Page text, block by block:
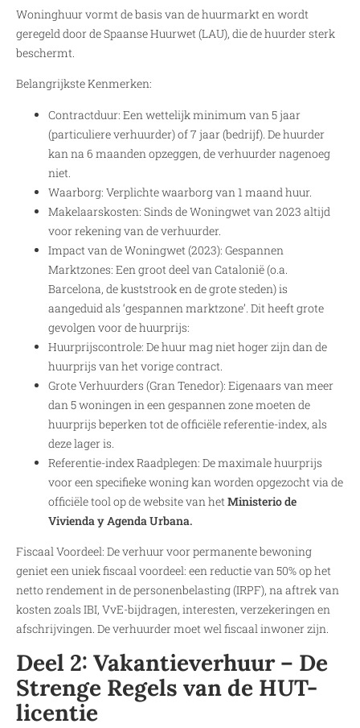
Woninghuur vormt de basis van de huurmarkt en wordt
geregeld door de Spaanse Huurwet (LAU), die de huurder sterk
beschermt.
Belangrijkste Kenmerken:
Contractduur: Een wettelijk minimum van 5 jaar
(particuliere verhuurder) of 7 jaar (bedrijf). De huurder
kan na 6 maanden opzeggen, de verhuurder nagenoeg
niet.
Waarborg: Verplichte waarborg van 1 maand huur.
Makelaarskosten: Sinds de Woningwet van 2023 altijd
voor rekening van de verhuurder.
Impact van de Woningwet (2023): Gespannen
Marktzones: Een groot deel van Catalonië (o.a.
Barcelona, de kuststrook en de grote steden) is
aangeduid als ‘gespannen marktzone’. Dit heeft grote
gevolgen voor de huurprijs:
Huurprijscontrole: De huur mag niet hoger zijn dan de
huurprijs van het vorige contract.
Grote Verhuurders (Gran Tenedor): Eigenaars van meer
dan 5 woningen in een gespannen zone moeten de
huurprijs beperken tot de officiële referentie-index, als
deze lager is.
Referentie-index Raadplegen: De maximale huurprijs
voor een specifieke woning kan worden opgezocht via de
officiële tool op de website van hetMinisterio de
Vivienda y Agenda Urbana.
Fiscaal Voordeel: De verhuur voor permanente bewoning
geniet een uniek fiscaal voordeel: een reductie van 50% op het
netto rendement in de personenbelasting (IRPF), na aftrek van
kosten zoals IBI, VvE-bijdragen, interesten, verzekeringen en
afschrijvingen. De verhuurder moet wel fiscaal inwoner zijn.
Deel 2: Vakantieverhuur – De
Strenge Regels van de HUT-
licentie